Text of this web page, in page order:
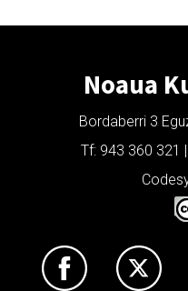
Noaua
Bordaberri 3
Tf: 943 360 321